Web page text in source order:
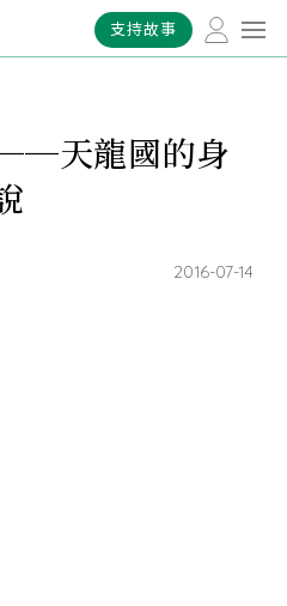
支持故事
天龍國的身
2016-07-14